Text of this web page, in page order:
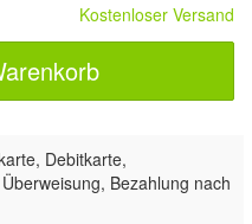
Kostenloser Versand
Debitkarte,
Bezahlung nach